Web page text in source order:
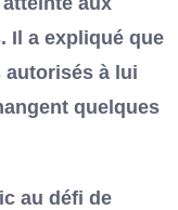
Il a expliqué que
autorisés à lui
quelques
au défi de